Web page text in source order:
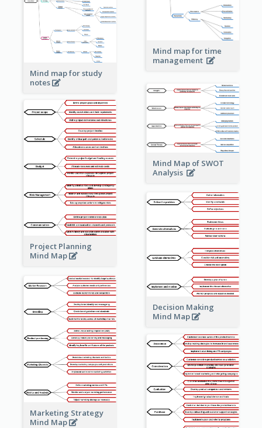
Mind map for time
management
Mind map for study
notes
Mind Map of SWOT
Analysis
Project Planning
Mind Map
Decision Making
Mind Map
Marketing Strategy
Mind Map